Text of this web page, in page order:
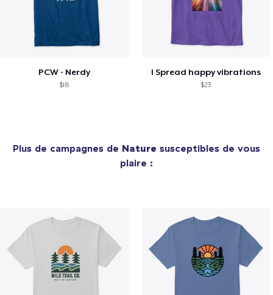
PCW - Nerdy
$18
I Spread happy vibrations
$23
Plus de campagnes de Nature susceptibles de vous
plaire :